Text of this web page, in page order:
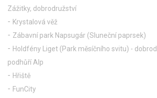
Zážitky, dobrodružství
Krystalová věž
Zábavní park Napsugár (Sluneční paprsek)
Holdfény Liget (Park měsíčního svitu) -
podhůří Alp
Hřiště
FunCity